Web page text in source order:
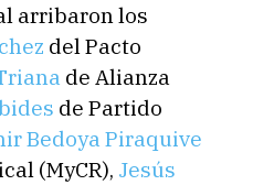
arribaron los
del Pacto
de Alianza
de Partido
Bedoya Piraquive
(MyCR), Jesús